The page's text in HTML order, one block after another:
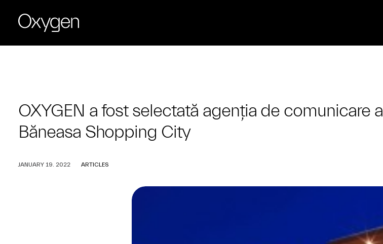
OXYGEN a fost selectată agenția de comunicare a
Băneasa Shopping City
JANUARY 19. 2022 ARTICLES